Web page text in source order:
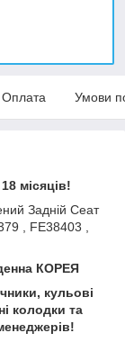
Оплата Умови
місяців!
Задній Сеат
, FE38403 ,
КОРЕЯ
кульові
колодки та